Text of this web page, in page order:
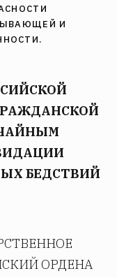
И
БЕДСТВИЙ
ОРДЕНА